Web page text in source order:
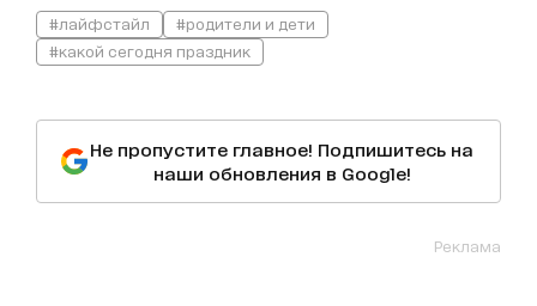
#лайфстайл
#родители и дети
#какой сегодня праздник
Не пропустите главное! Подпишитесь на
наши обновления в Google!
Реклама